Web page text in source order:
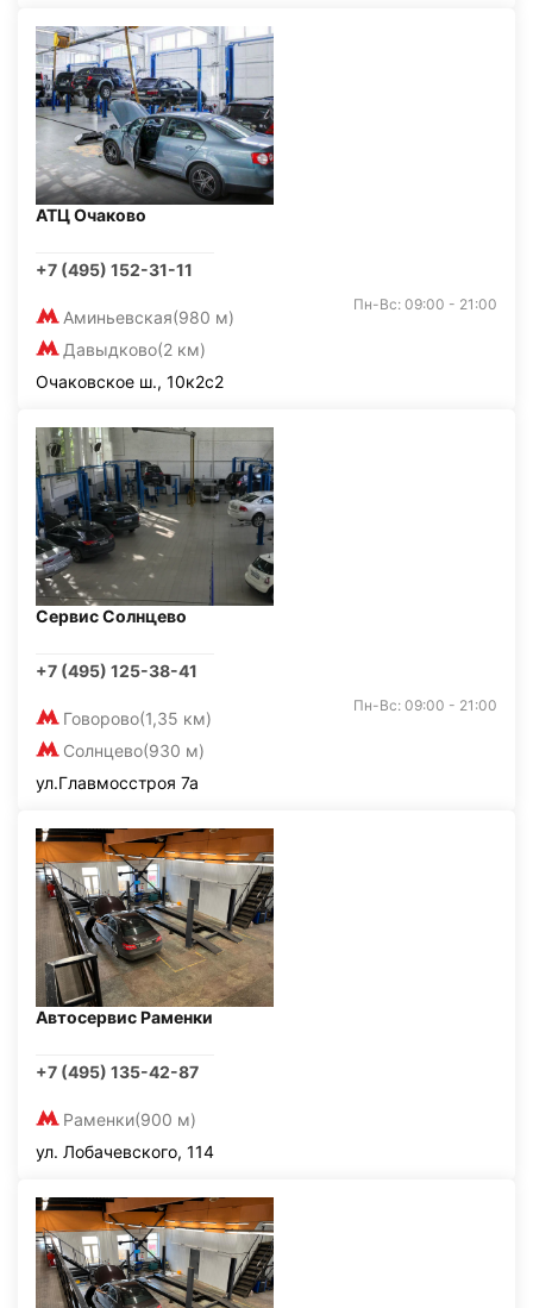
АТЦ Очаково
+7 (495) 152-31-11
Аминьевская(980 м)
Давыдково(2 км)
Пн-Вс: 09:00 - 21:00
Очаковское ш., 10к2с2
Сервис Солнцево
+7 (495) 125-38-41
Говорово(1,35 км)
Солнцево(930 м)
Пн-Вс: 09:00 - 21:00
ул.Главмосстроя 7а
Автосервис Раменки
+7 (495) 135-42-87
Раменки(900 м)
ул. Лобачевского, 114